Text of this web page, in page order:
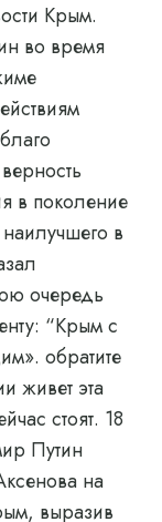
Крым.
во время
в поколение
в
очередь
“Крым с
обратите
живет эта
стоят. 18
Путин
на
выразив